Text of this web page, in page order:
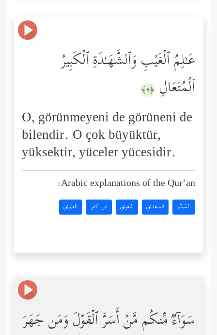
عَـٰلِمُ ٱلۡغَیۡبِ وَٱلشَّهَـٰدَةِ ٱلۡكَبِیرُ
ٱلۡمُتَعَالِ ﴿٩﴾
O, görünmeyeni de görüneni de
bilendir. O çok büyüktür,
yüksektir, yüceler yücesidir.
Arabic explanations of the Qur’an:
المُيسَّر السعدي البغوي ابن كثير الطبري
سَوَاۤءࣱ مِّنكُم مَّنۡ أَسَرَّ ٱلۡقَوۡلَ وَمَن جَهَرَ